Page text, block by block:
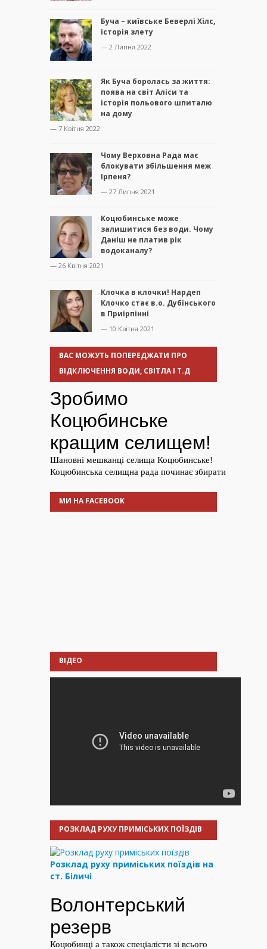
Буча – київське Беверлі Хілс,
історія злету
— 2 Липня 2022
Як Буча боролась за життя:
поява на світ Аліси та
історія польового шпиталю
на дому
— 7 Квітня 2022
Чому Верховна Рада має
блокувати збільшення меж
Ірпеня?
— 27 Липня 2021
Коцюбинське може
залишитися без води. Чому
Даніш не платив рік
водоканалу?
— 26 Квітня 2021
Клочка в клочки! Нардеп
Клочко стає в.о. Дубінського
в Приірпінні
— 10 Квітня 2021
ВАС МОЖУТЬ ПОПЕРЕДЖАТИ ПРО
ВІДКЛЮЧЕННЯ ВОДИ, СВІТЛА І Т.Д
МИ НА FACEBOOK
ВІДЕО
РОЗКЛАД РУХУ ПРИМІСЬКИХ ПОЇЗДІВ
Розклад руху приміських поїздів на
ст. Біличі